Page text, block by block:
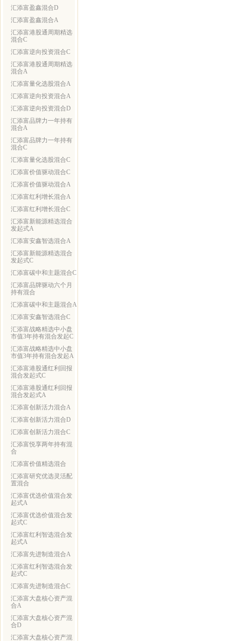
汇添富盈鑫混合D
汇添富盈鑫混合A
汇添富港股通周期精选
混合C
汇添富逆向投资混合C
汇添富港股通周期精选
混合A
汇添富量化选股混合A
汇添富逆向投资混合A
汇添富逆向投资混合D
汇添富品牌力一年持有
混合A
汇添富品牌力一年持有
混合C
汇添富量化选股混合C
汇添富价值驱动混合C
汇添富价值驱动混合A
汇添富红利增长混合A
汇添富红利增长混合C
汇添富新能源精选混合
发起式A
汇添富安鑫智选混合A
汇添富新能源精选混合
发起式C
汇添富碳中和主题混合C
汇添富品牌驱动六个月
持有混合
汇添富碳中和主题混合A
汇添富安鑫智选混合C
汇添富战略精选中小盘
市值3年持有混合发起C
汇添富战略精选中小盘
市值3年持有混合发起A
汇添富港股通红利回报
混合发起式C
汇添富港股通红利回报
混合发起式A
汇添富创新活力混合A
汇添富创新活力混合D
汇添富创新活力混合C
汇添富悦享两年持有混
合
汇添富价值精选混合
汇添富研究优选灵活配
置混合
汇添富优选价值混合发
起式A
汇添富优选价值混合发
起式C
汇添富红利智选混合发
起式A
汇添富先进制造混合A
汇添富红利智选混合发
起式C
汇添富先进制造混合C
汇添富大盘核心资产混
合A
汇添富大盘核心资产混
合D
汇添富大盘核心资产混